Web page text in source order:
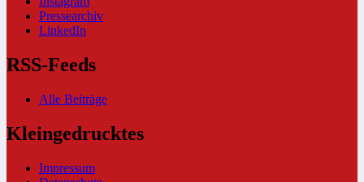
Pressearchiv
LinkedIn
RSS-Feeds
Alle Beiträge
Kleingedrucktes
Impressum